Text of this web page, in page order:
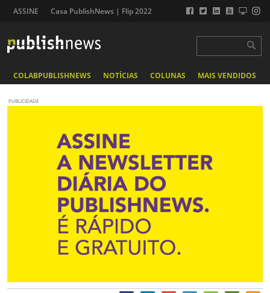
ASSINE Casa PublishNews | Flip 2022
COLABPUBLISHNEWS NOTÍCIAS COLUNAS MAIS VENDIDOS
PUBLICIDADE